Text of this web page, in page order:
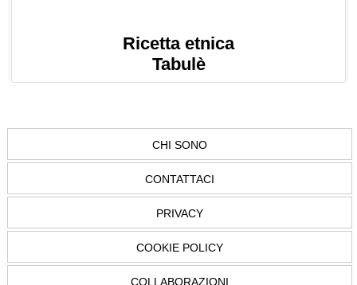
Ricetta etnica
Tabulè
CHI SONO
CONTATTACI
PRIVACY
COOKIE POLICY
COLLABORAZIONI